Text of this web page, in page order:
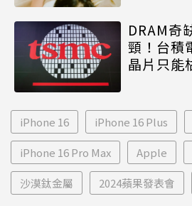
DRAM奇
頸！台積
晶片只能
iPhone 16 iPhone 16 Plus
iPhone 16 Pro Max Apple
沙漠鈦金屬 2024蘋果發表會